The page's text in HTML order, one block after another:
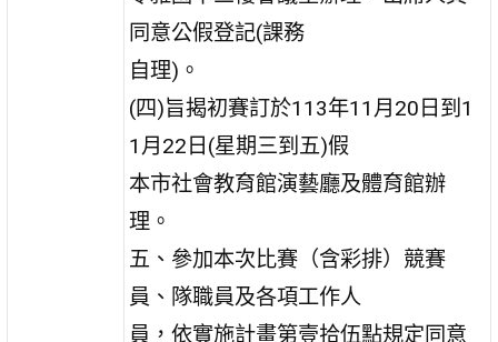
同意公假登記(課務
自理)。
(四)旨揭初賽訂於113年11月20日到1
1月22日(星期三到五)假
本市社會教育館演藝廳及體育館辦
理。
五、參加本次比賽（含彩排）競賽
員、隊職員及各項工作人
員，依實施計畫第壹拾伍點規定同意